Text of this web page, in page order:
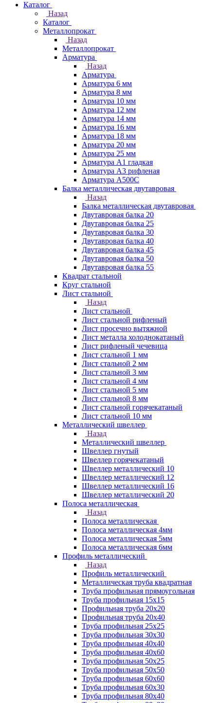
Каталог
Назад
Каталог
Металлопрокат
Назад
Металлопрокат
Арматура
Назад
Арматура
Арматура 6 мм
Арматура 8 мм
Арматура 10 мм
Арматура 12 мм
Арматура 14 мм
Арматура 16 мм
Арматура 18 мм
Арматура 20 мм
Арматура 25 мм
Арматура А1 гладкая
Арматура А3 рифленая
Арматура А500С
Балка металлическая двутавровая
Назад
Балка металлическая двутавровая
Двутавровая балка 20
Двутавровая балка 25
Двутавровая балка 30
Двутавровая балка 40
Двутавровая балка 45
Двутавровая балка 50
Двутавровая балка 55
Квадрат стальной
Круг стальной
Лист стальной
Назад
Лист стальной
Лист стальной рифленый
Лист просечно вытяжной
Лист металла холоднокатаный
Лист рифленый чечевица
Лист стальной 1 мм
Лист стальной 2 мм
Лист стальной 3 мм
Лист стальной 4 мм
Лист стальной 5 мм
Лист стальной 8 мм
Лист стальной горячекатаный
Лист стальной 10 мм
Металлический швеллер
Назад
Металлический швеллер
Швеллер гнутый
Швеллер горячекатаный
Швеллер металлический 10
Швеллер металлический 12
Швеллер металлический 16
Швеллер металлический 20
Полоса металлическая
Назад
Полоса металлическая
Полоса металлическая 4мм
Полоса металлическая 5мм
Полоса металлическая 6мм
Профиль металлический
Назад
Профиль металлический
Металлическая труба квадратная
Труба профильная прямоугольная
Труба профильная 15х15
Профильная труба 20х20
Профильная труба 20х40
Труба профильная 25х25
Труба профильная 30x30
Труба профильная 40х40
Труба профильная 40х60
Труба профильная 50х25
Труба профильная 50х50
Труба профильная 60x60
Труба профильная 60х30
Труба профильная 80х40